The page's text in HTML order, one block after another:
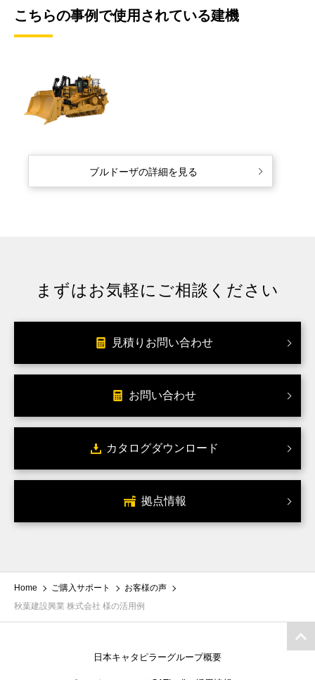
こちらの事例で使用されている建機
ブルドーザの詳細を見る
まずはお気軽にご相談ください
見積りお問い合わせ
お問い合わせ
カタログダウンロード
拠点情報
Home ご購入サポート
お客様の声
秋葉建設興業 株式会社 様の活用例
日本キャタピラーグループ概要